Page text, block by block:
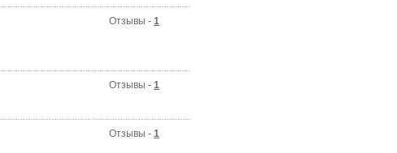
Отзывы - 1
Отзывы - 1
Отзывы - 1